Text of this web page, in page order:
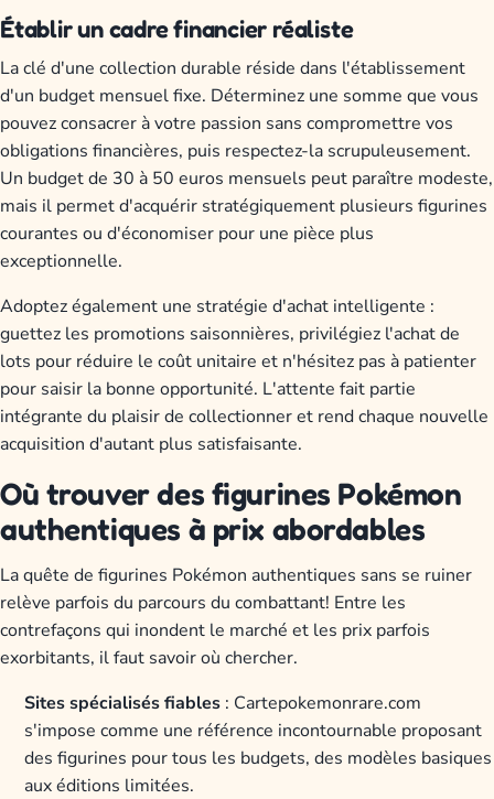
Établir un cadre financier réaliste
La clé d'une collection durable réside dans l'établissement
d'un budget mensuel fixe. Déterminez une somme que vous
pouvez consacrer à votre passion sans compromettre vos
obligations financières, puis respectez-la scrupuleusement.
Un budget de 30 à 50 euros mensuels peut paraître modeste,
mais il permet d'acquérir stratégiquement plusieurs figurines
courantes ou d'économiser pour une pièce plus
exceptionnelle.
Adoptez également une stratégie d'achat intelligente :
guettez les promotions saisonnières, privilégiez l'achat de
lots pour réduire le coût unitaire et n'hésitez pas à patienter
pour saisir la bonne opportunité. L'attente fait partie
intégrante du plaisir de collectionner et rend chaque nouvelle
acquisition d'autant plus satisfaisante.
Où trouver des figurines Pokémon
authentiques à prix abordables
La quête de figurines Pokémon authentiques sans se ruiner
relève parfois du parcours du combattant! Entre les
contrefaçons qui inondent le marché et les prix parfois
exorbitants, il faut savoir où chercher.
Sites spécialisés fiables : Cartepokemonrare.com
s'impose comme une référence incontournable proposant
des figurines pour tous les budgets, des modèles basiques
aux éditions limitées.